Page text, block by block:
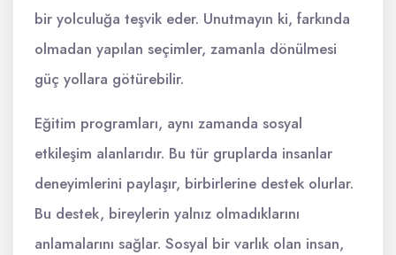
bir yolculuğa teşvik eder. Unutmayın ki, farkında
olmadan yapılan seçimler, zamanla dönülmesi
güç yollara götürebilir.
Eğitim programları, aynı zamanda sosyal
etkileşim alanlarıdır. Bu tür gruplarda insanlar
deneyimlerini paylaşır, birbirlerine destek olurlar.
Bu destek, bireylerin yalnız olmadıklarını
anlamalarını sağlar. Sosyal bir varlık olan insan,